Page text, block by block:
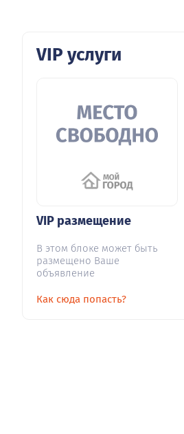
VIP услуги
VIP размещение
В этом блоке может быть
размещено Ваше
объявление
Как сюда попасть?